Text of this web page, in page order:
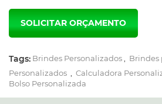
Tags: Brindes Personalizados
Brindes
Personalizados
Calculadora
Bolso Personalizada